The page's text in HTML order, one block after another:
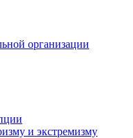
организации
и экстремизму